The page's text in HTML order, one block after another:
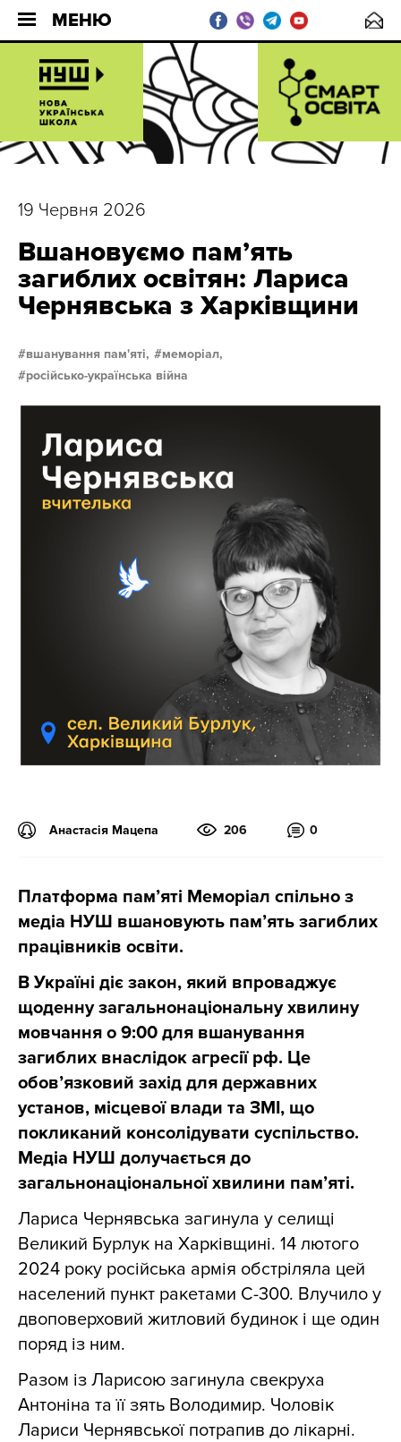
МЕНЮ
19 Червня 2026
Вшановуємо пам’ять
загиблих освітян: Лариса
Чернявська з Харківщини
вшанування пам'яті,
меморіал,
російсько-українська війна
Анастасія Мацепа 206 0
Платформа пам’яті Меморіал спільно з
медіа НУШ вшановують пам’ять загиблих
працівників освіти.
В Україні діє закон, який впроваджує
щоденну загальнонаціональну хвилину
мовчання о 9:00 для вшанування
загиблих внаслідок агресії рф. Це
обов’язковий захід для державних
установ, місцевої влади та ЗМІ, що
покликаний консолідувати суспільство.
Медіа НУШ долучається до
загальнонаціональної хвилини пам’яті.
Лариса Чернявська загинула у селищі
Великий Бурлук на Харківщині. 14 лютого
2024 року російська армія обстріляла цей
населений пункт ракетами С-300. Влучило у
двоповерховий житловий будинок і ще один
поряд із ним.
Разом із Ларисою загинула свекруха
Антоніна та її зять Володимир. Чоловік
Лариси Чернявської потрапив до лікарні.